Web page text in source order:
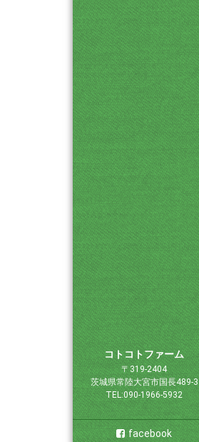
コトコトファーム
〒319-2404
茨城県常陸大宮市国長489-3
TEL:090-1966-5932
facebook